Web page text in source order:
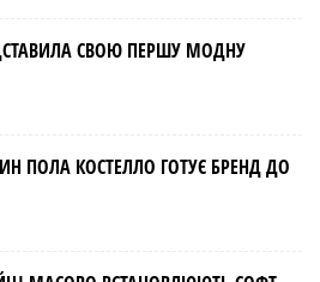
СВОЮ ПЕРШУ МОДНУ
ПОЛА КОСТЕЛЛО ГОТУЄ БРЕНД ДО